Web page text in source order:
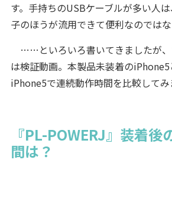
す。手持ちのUSBケーブルが多い人
子のほうが流用できて便利なのでは
……といろいろ書いてきましたが、
は検証動画。本製品未装着の
iPhone5で連続動作時間を比較してみ
『PL-POWERJ』装着後
間は？